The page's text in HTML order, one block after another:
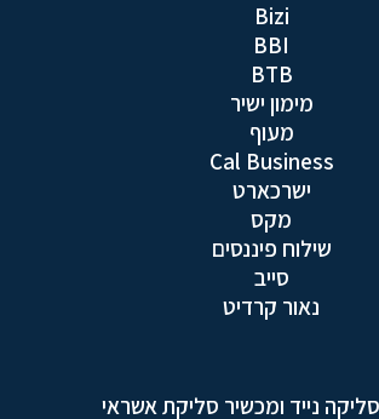
Bizi
BBI
BTB
מימון ישיר
מעוף
Cal Business
ישרכארט
מקס
שילוח פיננסים
סייב
נאור קרדיט
נייד ומכשיר סליקת אשראי